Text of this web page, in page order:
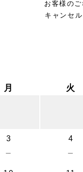
お客様の
キャンセ
月 火
3
－
4
－